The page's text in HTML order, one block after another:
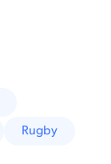
Rugby